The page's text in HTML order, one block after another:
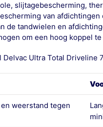
slijtagebescherming,
van
de tandwielen en
om een hoog koppel
Ultra Total Driveline
weerstand tegen